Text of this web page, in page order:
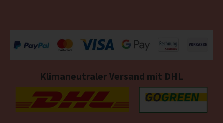
Klimaneutraler Versand mit DHL